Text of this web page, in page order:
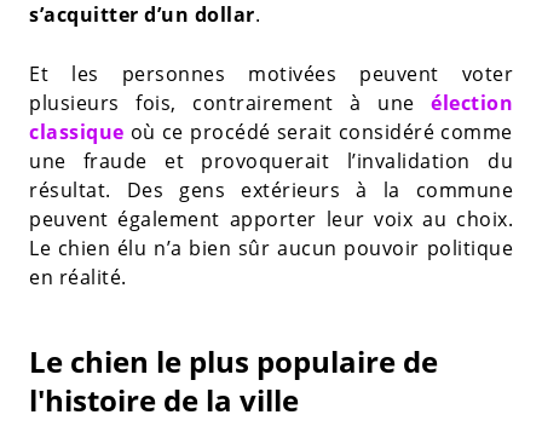
s’acquitter d’un dollar.
Et les personnes motivées peuvent voter
plusieurs fois, contrairement à une élection
classique où ce procédé serait considéré comme
une fraude et provoquerait l’invalidation du
résultat. Des gens extérieurs à la commune
peuvent également apporter leur voix au choix.
Le chien élu n’a bien sûr aucun pouvoir politique
en réalité.
Le chien le plus populaire de
l'histoire de la ville